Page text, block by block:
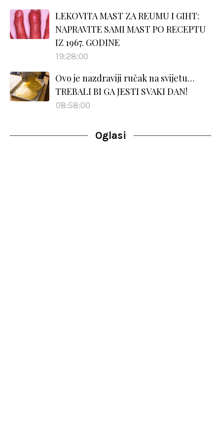
LEKOVITA MAST ZA REUMU I GIHT:
NAPRAVITE SAMI MAST PO RECEPTU
IZ 1967. GODINE
19:28:00
Ovo je nazdraviji ručak na svijetu…
TREBALI BI GA JESTI SVAKI DAN!
08:58:00
Oglasi